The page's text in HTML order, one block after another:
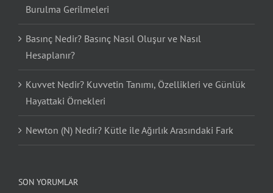
Burulma Gerilmeleri
Basınç Nedir? Basınç Nasıl Oluşur ve Nasıl
Hesaplanır?
Kuvvet Nedir? Kuvvetin Tanımı, Özellikleri ve Günlük
Hayattaki Örnekleri
Newton (N) Nedir? Kütle ile Ağırlık Arasındaki Fark
SON YORUMLAR